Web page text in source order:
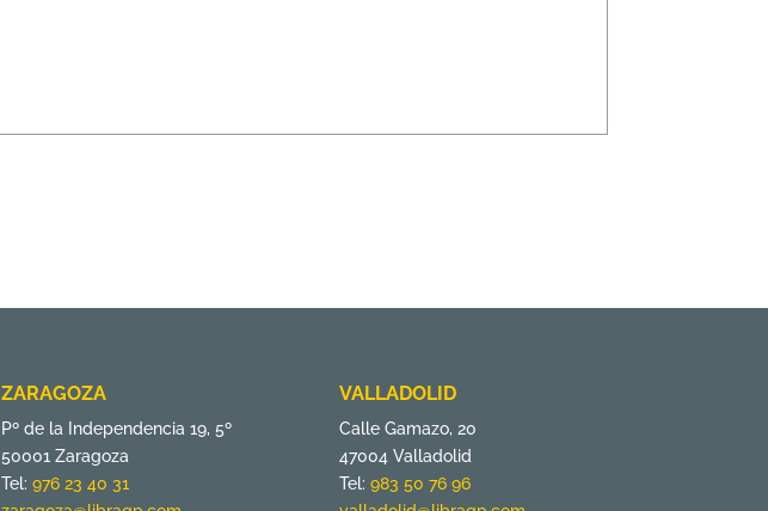
ZARAGOZA
Pº de la Independencia 19, 5º
50001 Zaragoza
Tel: 976 23 40 31
VALLADOLID
Calle Gamazo, 20
47004 Valladolid
Tel:983 50 76 96